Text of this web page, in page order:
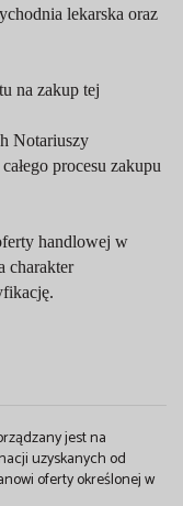
lekarska oraz
na zakup tej
Notariuszy
procesu zakupu
handlowej w
charakter
jest na
uzyskanych od
oferty określonej w